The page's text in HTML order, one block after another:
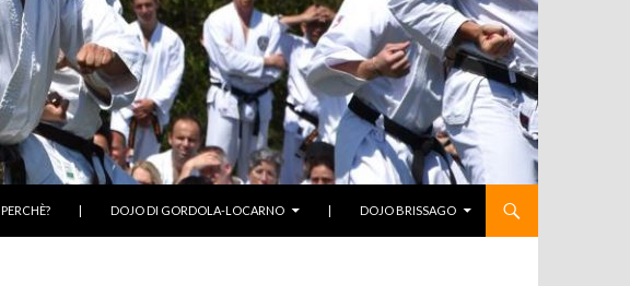
PERCHÈ? | DOJO DI GORDOLA-LOCARNO | DOJO BRISSAGO